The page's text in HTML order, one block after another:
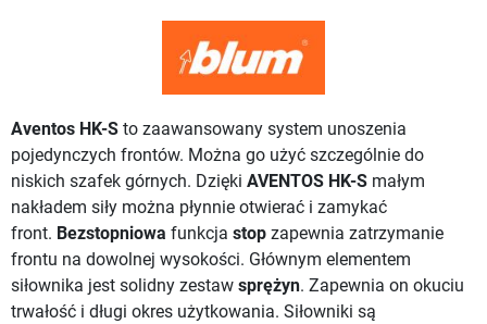
Aventos HK-S to zaawansowany system unoszenia
pojedynczych frontów. Można go użyć szczególnie do
niskich szafek górnych. Dzięki AVENTOS HK-S małym
nakładem siły można płynnie otwierać i zamykać
front. Bezstopniowa funkcja stop zapewnia zatrzymanie
frontu na dowolnej wysokości. Głównym elementem
siłownika jest solidny zestaw sprężyn. Zapewnia on okuciu
trwałość i długi okres użytkowania. Siłowniki są